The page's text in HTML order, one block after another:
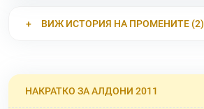
ВИЖ ИСТОРИЯ НА ПРОМЕНИТЕ (2)
НАКРАТКО ЗА АЛДОНИ 2011